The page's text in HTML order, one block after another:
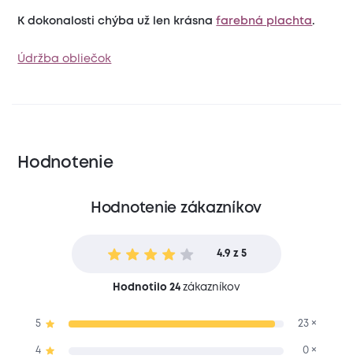
K dokonalosti chýba už len krásnafarebná plachta.
Údržba obliečok
Hodnotenie
Hodnotenie zákazníkov
4.9 z 5
Hodnotilo 24zákazníkov
5 23 ×
4 0 ×